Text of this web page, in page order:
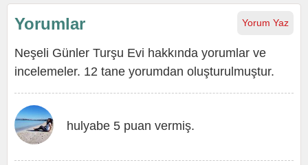
Yorum Yaz
Yorumlar
Neşeli Günler Turşu Evi hakkında yorumlar ve
incelemeler. 12 tane yorumdan oluşturulmuştur.
hulyabe 5 puan vermiş.